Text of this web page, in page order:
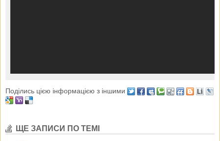
Поділись цією інформацією з іншими
ЩЕ ЗАПИСИ ПО ТЕМІ